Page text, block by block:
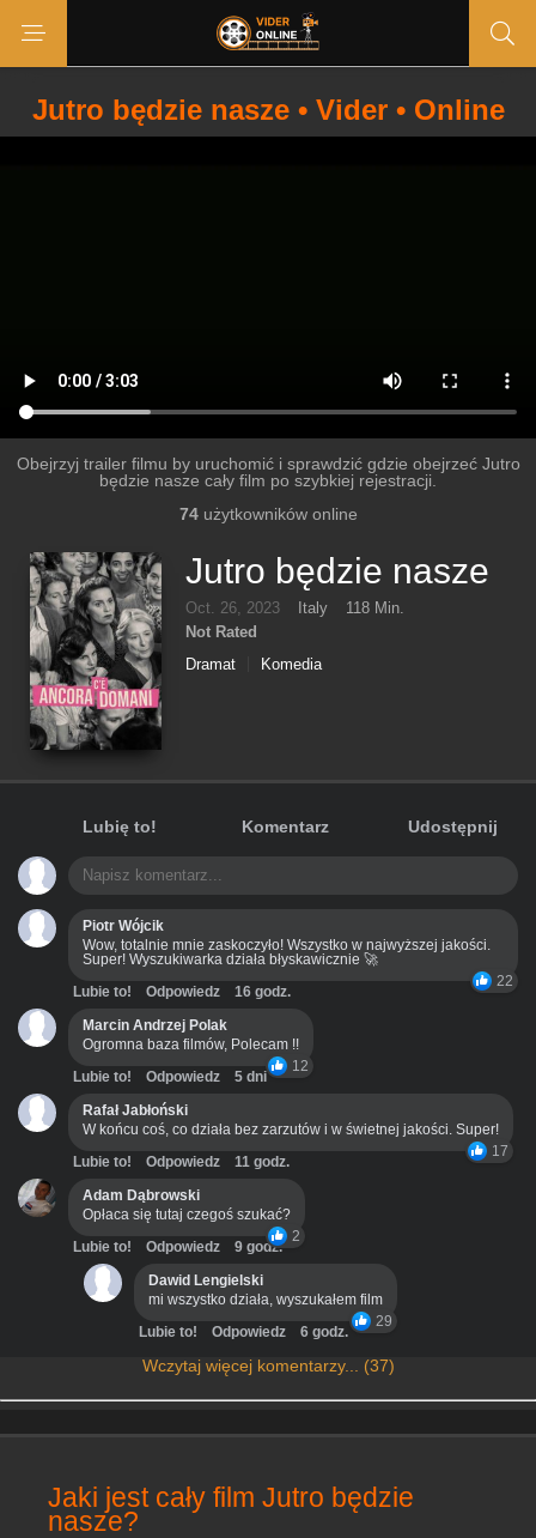
Jutro będzie nasze • Vider • Online
Obejrzyj trailer filmu by uruchomić i sprawdzić gdzie obejrzeć Jutro
będzie nasze cały film po szybkiej rejestracji.
74użytkowników online
Jutro będzie nasze
Oct. 26, 2023 Italy
118 Min.
Not Rated
Dramat
Komedia
Lubię to! Komentarz Udostępnij
Piotr Wójcik
Wow, totalnie mnie zaskoczyło! Wszystko w najwyższej jakości.
Super! Wyszukiwarka działa błyskawicznie 🚀
22
Lubie to! Odpowiedz
16 godz.
Marcin Andrzej Polak
Ogromna baza filmów, Polecam !!
12
Lubie to! Odpowiedz
5 dni
Rafał Jabłoński
W końcu coś, co działa bez zarzutów i w świetnej jakości. Super!
17
Lubie to! Odpowiedz
11 godz.
Adam Dąbrowski
Opłaca się tutaj czegoś szukać?
2
Lubie to! Odpowiedz
9 godz.
Dawid Lengielski
mi wszystko działa, wyszukałem film
29
Lubie to! Odpowiedz 6 godz.
Wczytaj więcej komentarzy... (37)
Jaki jest cały film Jutro będzie
nasze?